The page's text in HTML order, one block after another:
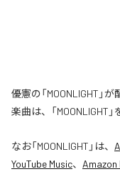
優憲の「MOONLIGHT」
楽曲は、「MOONLIGHT
なお「MOONLIGHT 」は、
YouTube Music、 Amazon